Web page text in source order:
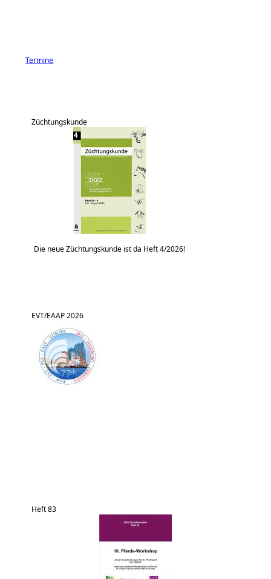
Termine
Züchtungskunde
Die neue Züchtungskunde ist da Heft 4/2026!
EVT/EAAP 2026
Heft 83